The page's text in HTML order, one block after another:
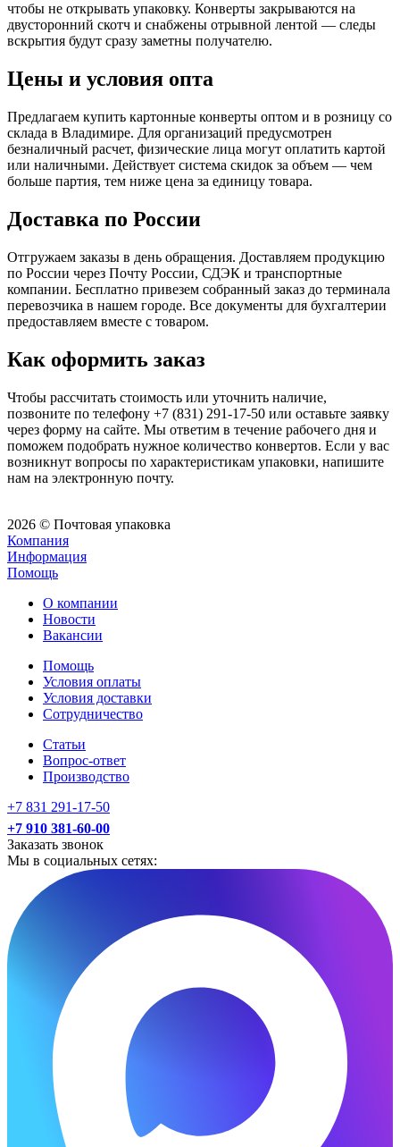
чтобы не открывать упаковку. Конверты закрываются на
двусторонний скотч и снабжены отрывной лентой — следы
вскрытия будут сразу заметны получателю.
Цены и условия опта
Предлагаем купить картонные конверты оптом и в розницу со
склада в Владимире. Для организаций предусмотрен
безналичный расчет, физические лица могут оплатить картой
или наличными. Действует система скидок за объем — чем
больше партия, тем ниже цена за единицу товара.
Доставка по России
Отгружаем заказы в день обращения. Доставляем продукцию
по России через Почту России, СДЭК и транспортные
компании. Бесплатно привезем собранный заказ до терминала
перевозчика в нашем городе. Все документы для бухгалтерии
предоставляем вместе с товаром.
Как оформить заказ
Чтобы рассчитать стоимость или уточнить наличие,
позвоните по телефону +7 (831) 291-17-50 или оставьте заявку
через форму на сайте. Мы ответим в течение рабочего дня и
поможем подобрать нужное количество конвертов. Если у вас
возникнут вопросы по характеристикам упаковки, напишите
нам на электронную почту.
2026 © Почтовая упаковка
Компания
Информация
Помощь
О компании
Новости
Вакансии
Помощь
Условия оплаты
Условия доставки
Сотрудничество
Статьи
Вопрос-ответ
Производство
+7 831 291-17-50
+7 910 381-60-00
Заказать звонок
Мы в социальных сетях: